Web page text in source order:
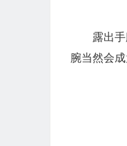
露出
腕当然会